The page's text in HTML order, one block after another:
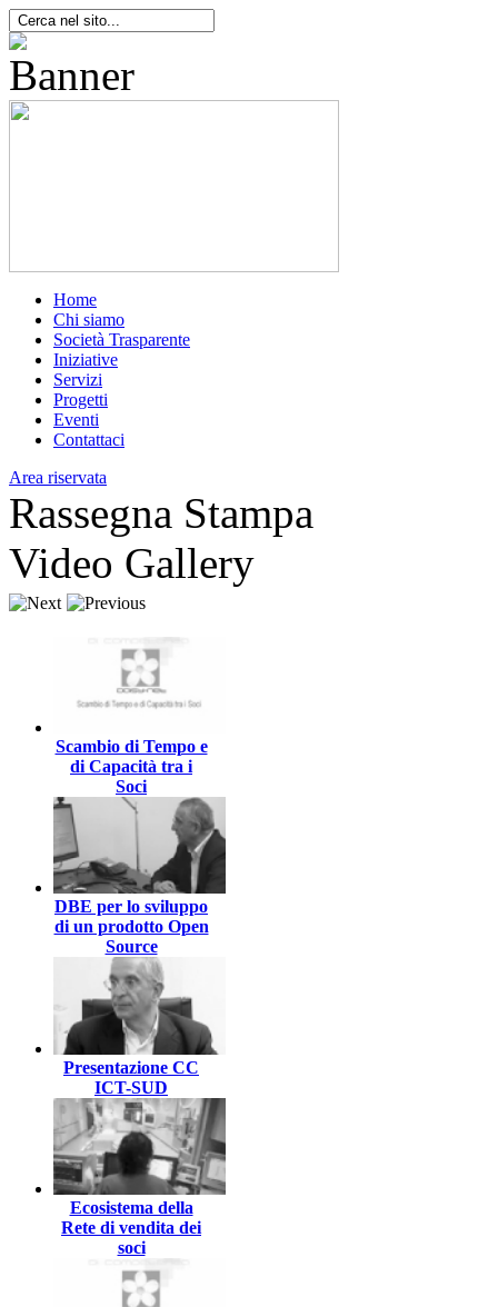
Home
Chi siamo
Società Trasparente
Iniziative
Servizi
Progetti
Eventi
Contattaci
Area riservata
Rassegna Stampa
Video Gallery
Scambio di Tempo e
di Capacità tra i
Soci
DBE per lo sviluppo
di un prodotto Open
Source
Presentazione CC
ICT-SUD
Ecosistema della
Rete di vendita dei
soci